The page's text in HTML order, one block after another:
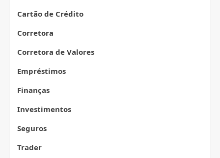
Cartão de Crédito
Corretora
Corretora de Valores
Empréstimos
Finanças
Investimentos
Seguros
Trader